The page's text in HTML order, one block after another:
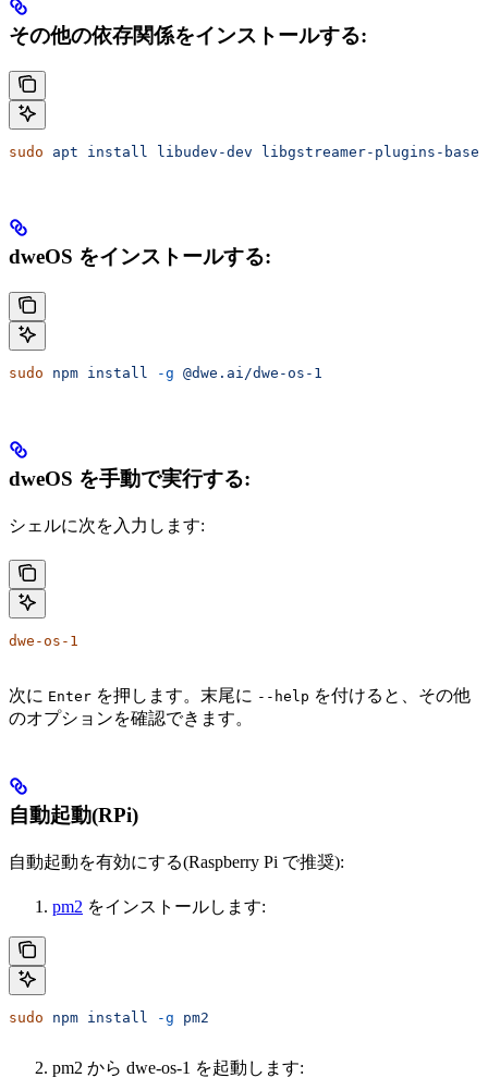
その他の依存関係をインストールする:
sudo apt install libudev-dev libgstreamer-plugins-
dweOS をインストールする:
sudo npm install -g @dwe.ai/dwe-os-1
dweOS を手動で実行する:
シェルに次を入力します:
dwe-os-1
次に Enter を押します。末尾に --help を付けると、その他
のオプションを確認できます。
自動起動(RPi)
自動起動を有効にする(Raspberry Pi で推奨):
pm2 をインストールします:
sudo npm install -g pm2
pm2 から dwe-os-1 を起動します: